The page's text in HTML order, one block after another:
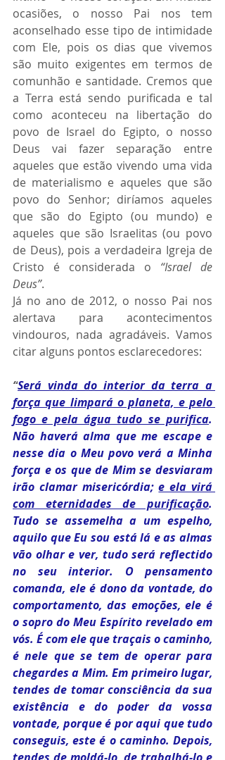
ocasiões, o nosso Pai nos tem
aconselhado esse tipo de intimidade
com Ele, pois os dias que vivemos
são muito exigentes em termos de
comunhão e santidade. Cremos que
a Terra está sendo purificada e tal
como aconteceu na libertação do
povo de Israel do Egipto, o nosso
Deus vai fazer separação entre
aqueles que estão vivendo uma vida
de materialismo e aqueles que são
povo do Senhor; diríamos aqueles
que são do Egipto (ou mundo) e
aqueles que são Israelitas (ou povo
de Deus), pois a verdadeira Igreja de
Cristo é considerada o “Israel de
Deus”.
Já no ano de 2012, o nosso Pai nos
alertava para acontecimentos
vindouros, nada agradáveis. Vamos
citar alguns pontos esclarecedores:
“Será vinda do interior da terra a
força que limpará o planeta, e pelo
fogo e pela água tudo se purifica.
Não haverá alma que me escape e
nesse dia o Meu povo verá a Minha
força e os que de Mim se desviaram
irão clamar misericórdia; e ela virá
com eternidades de purificação.
Tudo se assemelha a um espelho,
aquilo que Eu sou está lá e as almas
vão olhar e ver, tudo será reflectido
no seu interior. O pensamento
comanda, ele é dono da vontade, do
comportamento, das emoções, ele é
o sopro do Meu Espírito revelado em
vós. É com ele que traçais o caminho,
é nele que se tem de operar para
chegardes a Mim. Em primeiro lugar,
tendes de tomar consciência da sua
existência e do poder da vossa
vontade, porque é por aqui que tudo
conseguis, este é o caminho. Depois,